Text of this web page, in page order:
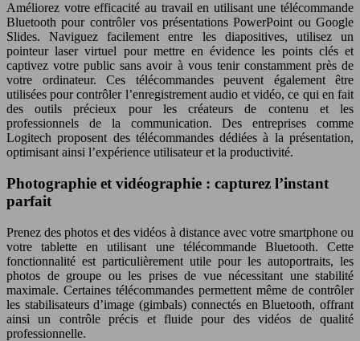
Améliorez votre efficacité au travail en utilisant une télécommande
Bluetooth pour contrôler vos présentations PowerPoint ou Google
Slides. Naviguez facilement entre les diapositives, utilisez un
pointeur laser virtuel pour mettre en évidence les points clés et
captivez votre public sans avoir à vous tenir constamment près de
votre ordinateur. Ces télécommandes peuvent également être
utilisées pour contrôler l’enregistrement audio et vidéo, ce qui en fait
des outils précieux pour les créateurs de contenu et les
professionnels de la communication. Des entreprises comme
Logitech proposent des télécommandes dédiées à la présentation,
optimisant ainsi l’expérience utilisateur et la productivité.
Photographie et vidéographie : capturez l’instant
parfait
Prenez des photos et des vidéos à distance avec votre smartphone ou
votre tablette en utilisant une télécommande Bluetooth. Cette
fonctionnalité est particulièrement utile pour les autoportraits, les
photos de groupe ou les prises de vue nécessitant une stabilité
maximale. Certaines télécommandes permettent même de contrôler
les stabilisateurs d’image (gimbals) connectés en Bluetooth, offrant
ainsi un contrôle précis et fluide pour des vidéos de qualité
professionnelle.